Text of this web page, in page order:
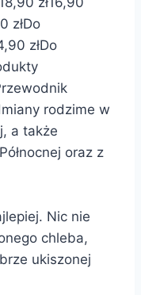
złDo
złDo
rodzime w
a także
oraz z
Nic nie
chleba,
ukiszonej